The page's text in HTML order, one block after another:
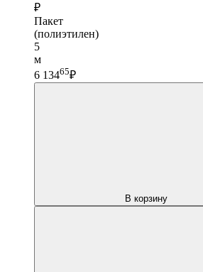
₽
Пакет
(полиэтилен)
5
м
6 13465₽
В корзину